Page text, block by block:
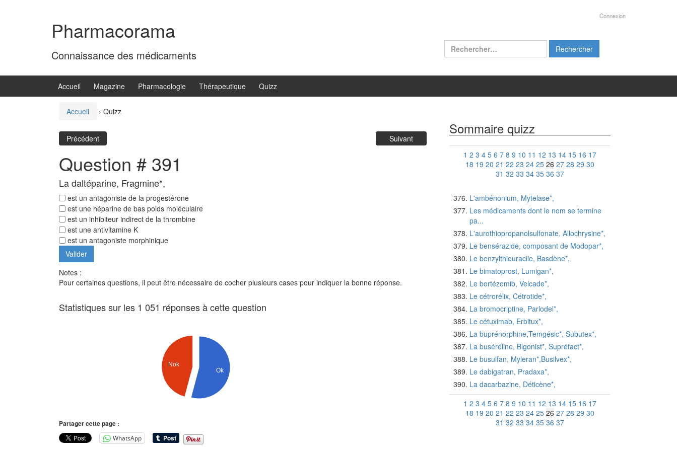
Pharmacorama
Connaissance des médicaments
Connexion
Rechercher :
Accueil Magazine Pharmacologie Thérapeutique Quizz
Accueil › Quizz
Précédent Suivant
Question # 391
La daltéparine, Fragmine*,
est un antagoniste de la progestérone
est une héparine de bas poids moléculaire
est un inhibiteur indirect de la thrombine
est une antivitamine K
est un antagoniste morphinique
Notes :
Pour certaines questions, il peut être nécessaire de cocher plusieurs cases pour indiquer la bonne réponse.
Statistiques sur les 1 051 réponses à cette question
Nok
Ok
Partager cette page :
WhatsApp
Sommaire quizz
1 2 3 4 5 6 7 8 9 10 11 12 13 14 15 16 17
18 19 20 21 22 23 24 25 26 27 28 29 30
31 32 33 34 35 36 37
L'ambénonium, Mytelase*,
Les médicaments dont le nom se termine
pa...
L'aurothiopropanolsulfonate, Allochrysine*,
Le bensérazide, composant de Modopar*,
Le benzylthiouracile, Basdène*,
Le bimatoprost, Lumigan*,
Le bortézomib, Velcade*,
Le cétrorélix, Cétrotide*,
La bromocriptine, Parlodel*,
Le cétuximab, Erbitux*,
La buprénorphine,Temgésic*, Subutex*,
La buséréline, Bigonist*, Supréfact*,
Le busulfan, Myleran*,Busilvex*,
Le dabigatran, Pradaxa*,
La dacarbazine, Déticène*,
1 2 3 4 5 6 7 8 9 10 11 12 13 14 15 16 17
18 19 20 21 22 23 24 25 26 27 28 29 30
31 32 33 34 35 36 37